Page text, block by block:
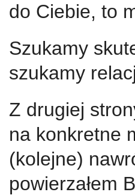
do Ciebie, to
Szukamy
szukamy
Z drugiej
na konkretne
(kolejne)
powierzałem